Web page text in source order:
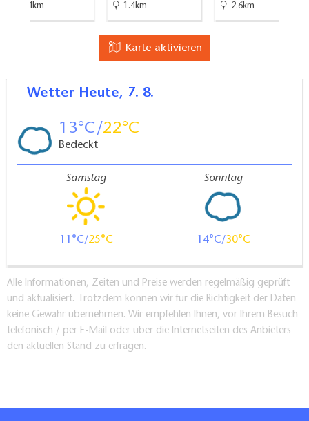
etc.
Wickelmöglichkeit für Kleinkinder
15.4km 1.4km 2.6km
Karte aktivieren
Wetter Heute, 7. 8.
13 22
Bedeckt
Samstag
11 25
Sonntag
14 30
Alle Informationen, Zeiten und Preise werden regelmäßig geprüft
und aktualisiert. Trotzdem können wir für die Richtigkeit der Daten
keine Gewähr übernehmen. Wir empfehlen Ihnen, vor Ihrem Besuch
telefonisch / per E-Mail oder über die Internetseiten des Anbieters
den aktuellen Stand zu erfragen.